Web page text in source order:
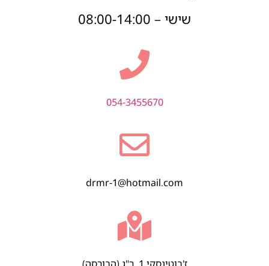
שישי – 08:00-14:00
054-3455670
drmr-1@hotmail.com